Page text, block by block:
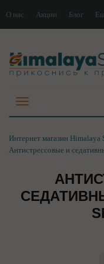
О нас Акции Блог
Интернет магазин Himalaya
Антистрессовые и